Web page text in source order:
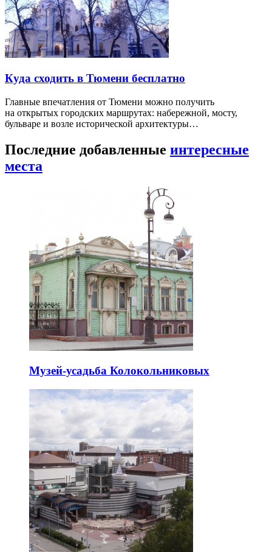
Куда сходить в Тюмени бесплатно
Главные впечатления от Тюмени можно получить
на открытых городских маршрутах: набережной, мосту,
бульваре и возле исторической архитектуры…
Последние добавленные интересные
места
Музей-усадьба Колокольниковых